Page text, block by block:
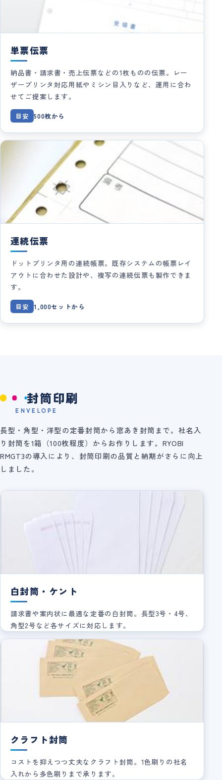
単票伝票
納品書・請求書・売上伝票などの1枚ものの伝票。レー
ザープリンタ対応用紙やミシン目入りなど、運用に合わ
せてご提案します。
目安 500枚から
連続伝票
ドットプリンタ用の連続帳票。既存システムの帳票レイ
アウトに合わせた設計や、複写の連続伝票も製作できま
す。
目安 1,000セットから
封筒印刷
ENVELOPE
長型・角型・洋型の定番封筒から窓あき封筒まで。社名入
り封筒を1箱（100枚程度）からお作りします。RYOBI
RMGT3の導入により、封筒印刷の品質と納期がさらに向上
しました。
白封筒・ケント
請求書や案内状に最適な定番の白封筒。長型3号・4号、
角型2号など各サイズに対応します。
クラフト封筒
コストを抑えつつ丈夫なクラフト封筒。1色刷りの社名
入れから多色刷りまで承ります。